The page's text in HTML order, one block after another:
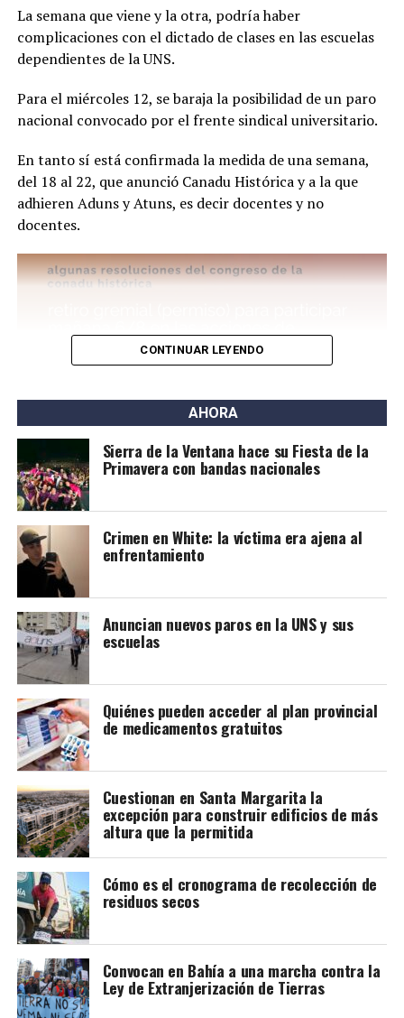
Por este caso está detenido Joaquín Eleazar Larraburu
(25), quien en un principio escapó en auto y luego chocó
Joaquín Larraburu
La semana que viene y la otra, podría haber
complicaciones con el dictado de clases en las escuelas
dependientes de la UNS.
Para el miércoles 12, se baraja la posibilidad de un paro
nacional convocado por el frente sindical universitario.
En tanto sí está confirmada la medida de una semana,
del 18 al 22, que anunció Canadu Histórica y a la que
adhieren Aduns y Atuns, es decir docentes y no
docentes.
CONTINUAR LEYENDO
AHORA
Sierra de la Ventana hace su Fiesta de la
Primavera con bandas nacionales
Crimen en White: la víctima era ajena al
enfrentamiento
Anuncian nuevos paros en la UNS y sus
escuelas
Quiénes pueden acceder al plan provincial
de medicamentos gratuitos
Cuestionan en Santa Margarita la
excepción para construir edificios de más
altura que la permitida
Cómo es el cronograma de recolección de
residuos secos
Convocan en Bahía a una marcha contra la
Ley de Extranjerización de Tierras